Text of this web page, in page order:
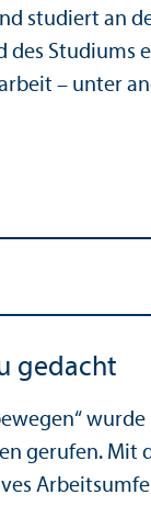
studiert an
des
– unter
gedacht
gerufen.